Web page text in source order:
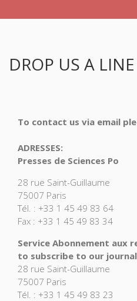
DROP US A LINE
To contact us via email
ADRESSES:
Presses de Sciences Po
28 rue Saint-Guillaume
75007 Paris
Tél. : +33 1 45 49 83 64
Fax : +33 1 45 49 83 34
Service Abonnement aux
to subscribe to our
28 rue Saint-Guillaume
75007 Paris
Tél. : +33 1 45 49 83 23